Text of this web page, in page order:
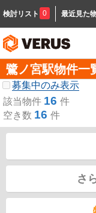
検討リスト 0 最近見た
鷺ノ宮駅物件一
募集中のみ表示
該当物件 16 件
空き数 16 件
さ